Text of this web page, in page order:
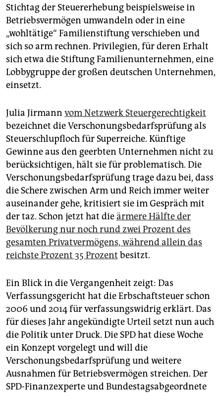
Stichtag der Steuererhebung beispielsweise in
Betriebsvermögen umwandeln oder in eine
„wohltätige“ Familienstiftung verschieben und
sich so arm rechnen. Privilegien, für deren Erhalt
sich etwa die Stiftung Familienunternehmen, eine
Lobbygruppe der großen deutschen Unternehmen,
einsetzt.
Julia Jirmann vom Netzwerk Steuergerechtigkeit
bezeichnet die Verschonungsbedarfsprüfung als
Steuerschlupfloch für Superreiche. Künftige
Gewinne aus den geerbten Unternehmen nicht zu
berücksichtigen, hält sie für problematisch. Die
Verschonungsbedarfsprüfung trage dazu bei, dass
die Schere zwischen Arm und Reich immer weiter
auseinander gehe, kritisiert sie im Gespräch mit
der taz. Schon jetzt hat dieärmere Hälfte der
Bevölkerung nur noch rund zwei Prozent des
gesamten Privatvermögens, während allein das
reichste Prozent 35 Prozent besitzt.
Ein Blick in die Vergangenheit zeigt: Das
Verfassungsgericht hat die Erbschaftsteuer schon
2006 und 2014 für verfassungswidrig erklärt. Das
für dieses Jahr angekündigte Urteil setzt nun auch
die Politik unter Druck. Die SPD hat diese Woche
ein Konzept vorgelegt und will die
Verschonungsbedarfsprüfung und weitere
Ausnahmen für Betriebsvermögen streichen. Der
SPD-Finanzexperte und Bundestagsabgeordnete